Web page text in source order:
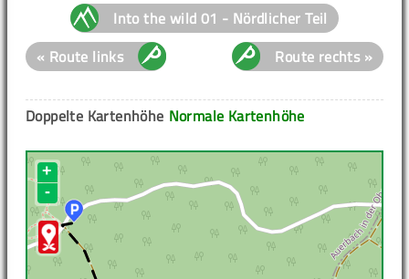
Into the wild 01 - Nördlicher Teil
« Route links
Route rechts »
Normale Kartenhöhe
Doppelte Kartenhöhe
+
-